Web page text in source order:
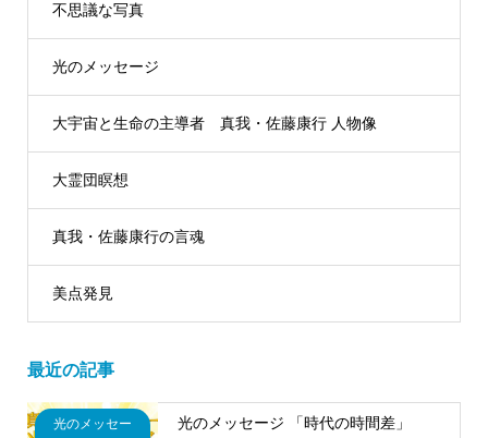
不思議な写真
光のメッセージ
大宇宙と生命の主導者 真我・佐藤康行 人物像
大霊団瞑想
真我・佐藤康行の言魂
美点発見
最近の記事
光のメッセー
光のメッセージ 「時代の時間差」